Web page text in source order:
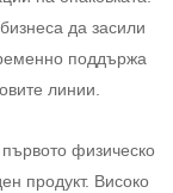
да засили
поддържа
линии.
физическо
продукт. Високо